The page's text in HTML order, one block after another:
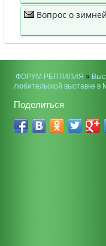
Вопрос о
ФОРУМ РЕПТИЛИЯ »
любительской выставке в
Поделиться